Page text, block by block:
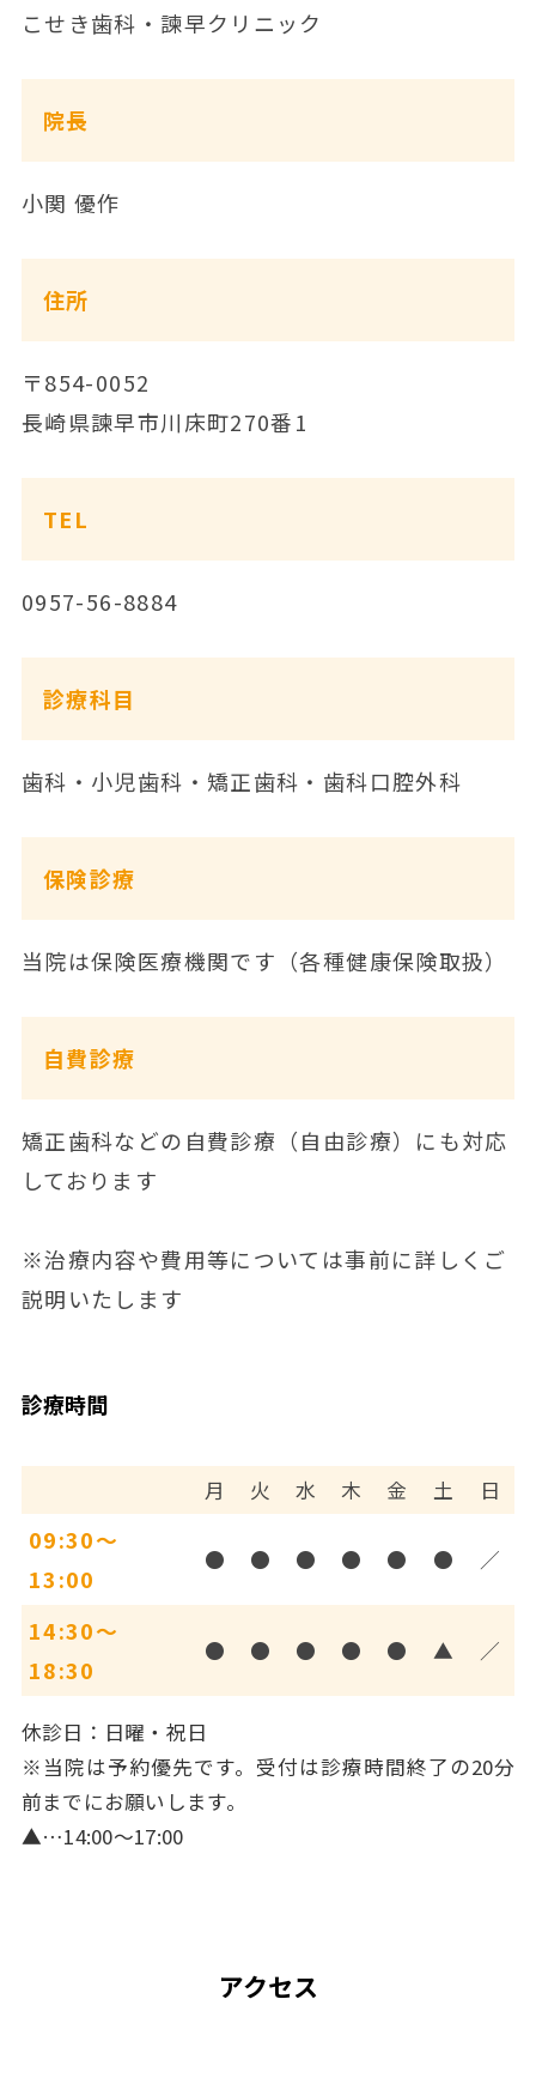
こせき歯科・諫早クリニック
院長
小関 優作
住所
〒854-0052
長崎県諫早市川床町270番1
TEL
0957-56-8884
診療科目
歯科・小児歯科・矯正歯科・歯科口腔外科
保険診療
当院は保険医療機関です（各種健康保険取扱）
自費診療
矯正歯科などの自費診療（自由診療）にも対応
しております
※治療内容や費用等については事前に詳しくご
説明いたします
診療時間
月 火 水 木 金 土 日
09:30～
13:00
● ● ● ● ● ● ／
14:30～
18:30
● ● ● ● ● ▲ ／
休診日：日曜・祝日
※当院は予約優先です。受付は診療時間終了の20分
前までにお願いします。
▲…14:00～17:00
アクセス